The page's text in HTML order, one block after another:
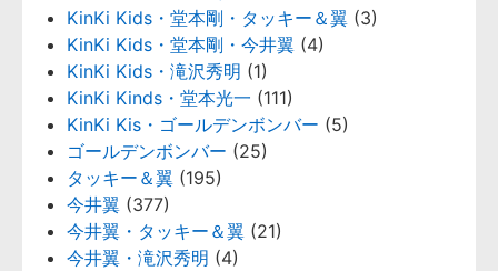
KinKi Kids・堂本剛・タッキー＆翼 (3)
KinKi Kids・堂本剛・今井翼 (4)
KinKi Kids・滝沢秀明 (1)
KinKi Kinds・堂本光一 (111)
KinKi Kis・ゴールデンボンバー (5)
ゴールデンボンバー (25)
タッキー＆翼 (195)
今井翼 (377)
今井翼・タッキー＆翼 (21)
今井翼・滝沢秀明 (4)